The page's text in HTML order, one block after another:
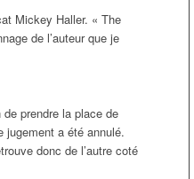
Mickey Haller. « The
de l’auteur que je
prendre la place de
jugement a été annulé.
donc de l’autre coté